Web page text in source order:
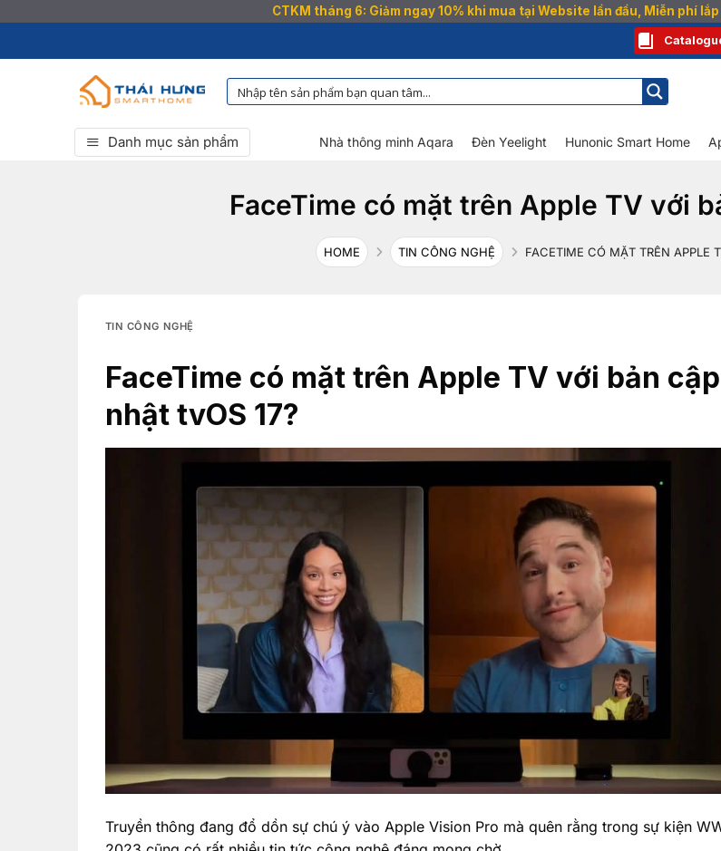
CTKM tháng 6: Giảm ngay 10% khi mua tại Website lần đầu, Miễn phí
qua
Danh mục sản phẩm Nhà thông minh Aqara Đèn Yeelight Hunonic Smart Home
FaceTime có mặt trên Apple TV với
HOME TIN CÔNG NGHỆ FACETIME CÓ MẶT TRÊN APPLE
TIN CÔNG NGHỆ
FaceTime có mặt trên Apple TV với bản cập
nhật tvOS 17?
Truyền thông đang đổ dồn sự chú ý vào Apple Vision Pro mà quên rằng trong sự kiện